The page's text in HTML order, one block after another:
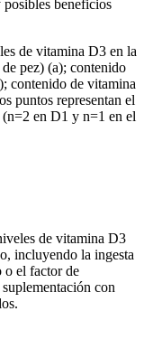
posibles beneficios
de vitamina D3 en la
pez) (a); contenido
contenido de vitamina
puntos representan el
(n=2 en D1 y n=1 en el
de vitamina D3
, incluyendo la ingesta
o el factor de
suplementación con
.